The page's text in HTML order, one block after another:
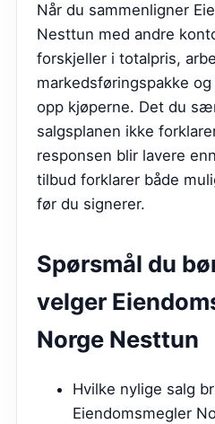
Når du sammenligner
Nesttun med andre
forskjeller i totalpris,
markedsføringspakke
opp kjøperne. Det du
salgsplanen ikke
responsen blir lavere
tilbud forklarer både
før du signerer.
Spørsmål du
velger
Norge Nesttun
Hvilke nylige salg
Eiendomsmegler